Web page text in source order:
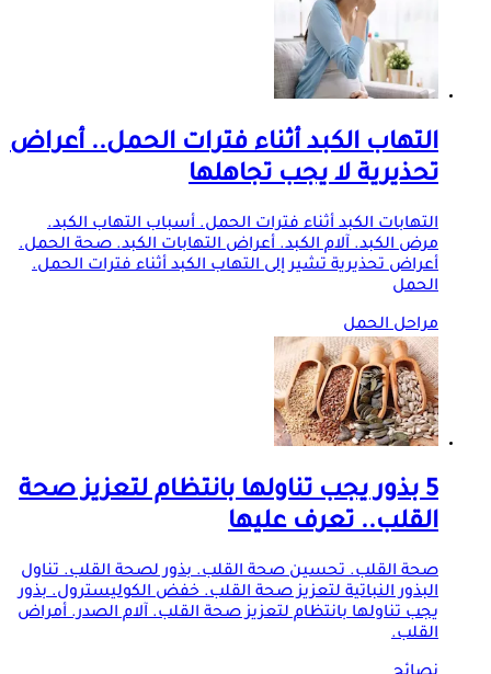
التهاب الكبد أثناء فترات الحمل.. أعراض
تحذيرية لا يجب تجاهلها
التهابات الكبد أثناء فترات الحمل. أسباب التهاب الكبد.
مرض الكبد. آلام الكبد. أعراض التهابات الكبد. صحة الحمل.
أعراض تحذيرية تشير إلى التهاب الكبد أثناء فترات الحمل.
الحمل
مراحل الحمل
5 بذور يجب تناولها بانتظام لتعزيز صحة
القلب.. تعرف عليها
صحة القلب. تحسين صحة القلب. بذور لصحة القلب. تناول
البذور النباتية لتعزيز صحة القلب. خفض الكوليسترول. بذور
يجب تناولها بانتظام لتعزيز صحة القلب. آلام الصدر. أمراض
القلب.